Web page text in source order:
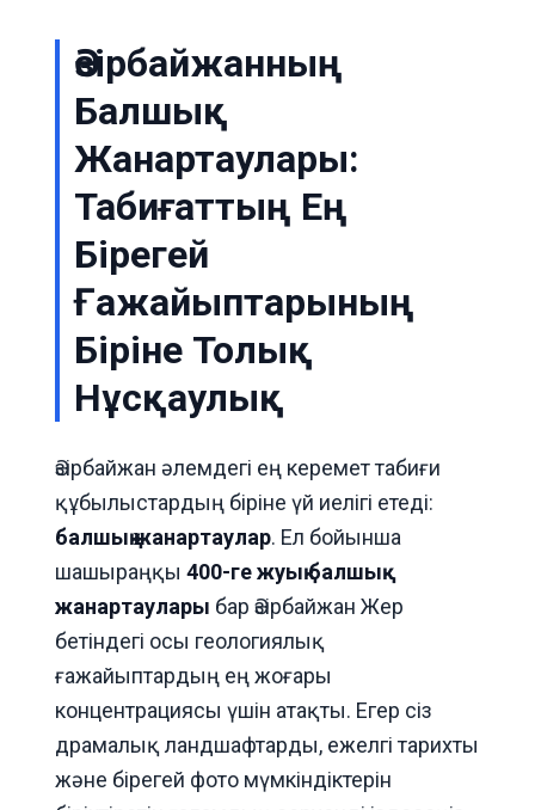
Әзірбайжанның
Балшық
Жанартаулары:
Табиғаттың Ең
Бірегей
Ғажайыптарының
Біріне Толық
Нұсқаулық
Әзірбайжан әлемдегі ең керемет табиғи
құбылыстардың біріне үй иелігі етеді:
балшық жанартаулар. Ел бойынша
шашыраңқы 400-ге жуық балшық
жанартаулары бар Әзірбайжан Жер
бетіндегі осы геологиялық
ғажайыптардың ең жоғары
концентрациясы үшін атақты. Егер сіз
драмалық ландшафтарды, ежелгі тарихты
және бірегей фото мүмкіндіктерін